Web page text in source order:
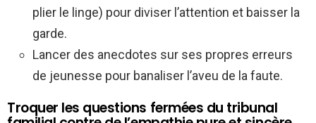
plier le linge) pour diviser l’attention et baisser la
garde.
Lancer des anecdotes sur ses propres erreurs
de jeunesse pour banaliser l’aveu de la faute.
Troquer les questions fermées du tribunal